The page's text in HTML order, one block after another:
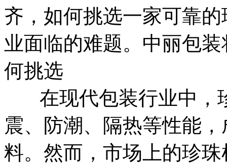
齐，如何挑选一家可靠
业面临的难题。中丽包
何挑选
在现代包装行业中，
震、防潮、隔热等性能
料。然而，市场上的珍